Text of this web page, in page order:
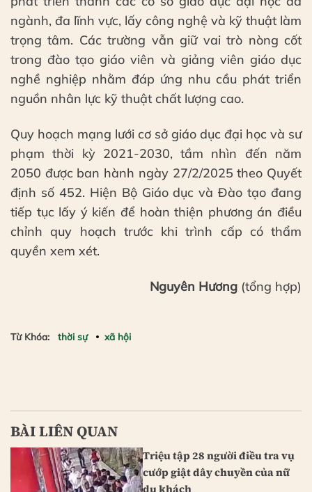
ngành, đa lĩnh vực, lấy công nghệ và kỹ thuật làm
trọng tâm. Các trường vẫn giữ vai trò nòng cốt
trong đào tạo giáo viên và giảng viên giáo dục
nghề nghiệp nhằm đáp ứng nhu cầu phát triển
nguồn nhân lực kỹ thuật chất lượng cao.
Quy hoạch mạng lưới cơ sở giáo dục đại học và sư
phạm thời kỳ 2021-2030, tầm nhìn đến năm
2050 được ban hành ngày 27/2/2025 theo Quyết
định số 452. Hiện Bộ Giáo dục và Đào tạo đang
tiếp tục lấy ý kiến để hoàn thiện phương án điều
chỉnh quy hoạch trước khi trình cấp có thẩm
quyền xem xét.
Nguyên Hương (tổng hợp)
Từ Khóa: thời sự xã hội
BÀI LIÊN QUAN
Triệu tập 28 người điều tra vụ
cướp giật dây chuyền của nữ